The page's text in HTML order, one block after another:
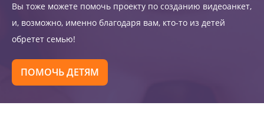
Вы тоже можете помочь проекту по созданию видеоанкет,
и, возможно, именно благодаря вам, кто-то из детей
обретет семью!
ПОМОЧЬ ДЕТЯМ